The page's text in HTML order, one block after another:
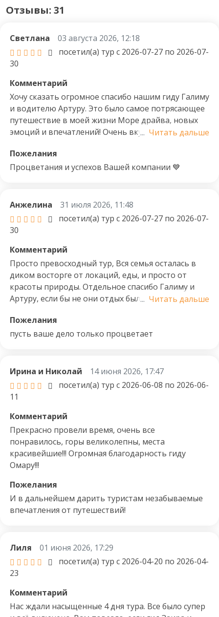
местах как:
• A-FRAME (Турбаза «Адамант») - домики со всеми
комната и туалет, огромные кровати.
• Сафари-тенты (комплекс горный ветер) -
прекрасное место, где мы можем пожить среди
прекрасных гор и наслаждаться природой
внутри номера)
2) отель 3* на берегу Каспийского моря
➤ МИНИ ГРУППЫ – качество всегда важнее
позволяет уделить внимание каждому
участнику.
➤ ВСЕ ВКЛЮЧЕНО – трехразовое питание,
комфортный транспорт и сопровождение гида,
все входные билеты и активности, катание на
➤ ТАЙМИНГ – выработали такой тайминг, что
позволит посещать многие локации с
тура.
➤ Поддержка со стороны организатора 24\7.
➤ Мастер классы
➤ С НАМИ ВАС ЖДЕТ : КРАСИВАЯ ПРИРОДА,
ЯРКИЕ ВПЕЧАТЛЕНИЯ И ОСТРЫЕ ОЩУЩЕНИЯ.
Отзывы: 31
Светлана
03 августа 2026, 12:18
посетил(а) тур с 2026-07-27 по 2026-07-
30
Комментарий
Хочу сказать огромное спасибо нашим гиду Галиму
и водителю Артуру. Это было самое потрясающее
путешествие в моей жизни Море драйва, новых
эмоций и впечатлений! Очень вкусное и свежее
сопровождение в дороге и даже фильм
посмотрели. Преодолели все страхи и отлично
незабываемый отдых и новых друзей
... Читать дальше
Пожелания
Процветания и успехов Вашей компании 💙
Анжелина
31 июля 2026, 11:48
посетил(а) тур с 2026-07-27 по 2026-07-
30
Комментарий
Просто превосходный тур, Вся семья осталась в
диком восторге от локаций, еды, и просто от
красоты природы. Отдельное спасибо Галиму и
Артуру, если бы не они отдых был бы другой, днем
костра. Огромное спасибо Вашему турагентству,
вернемся и не раз) уже пообщали исследовать
... Читать дальше
Пожелания
пусть ваше дело только процветает
Ирина и Николай
14 июня 2026, 17:47
посетил(а) тур с 2026-06-08 по 2026-06-
11
Комментарий
Прекрасно провели время, очень все
понравилось, горы великолепны, места
красивейшие!!! Огромная благодарность гиду
Омару!!!
Пожелания
И в дальнейшем дарить туристам незабываемые
впечатления от путешествий!
Лиля
01 июня 2026, 17:29
посетил(а) тур с 2026-04-20 по 2026-04-
23
Комментарий
Нас ждали насыщенные 4 дня тура. Все было супер